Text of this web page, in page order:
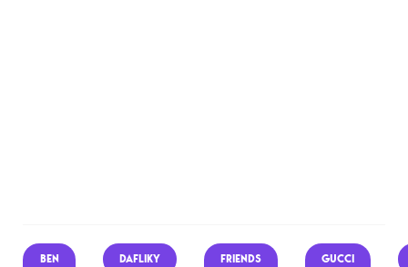
BEN
DAFLIKY
FRIENDS
GUCCI